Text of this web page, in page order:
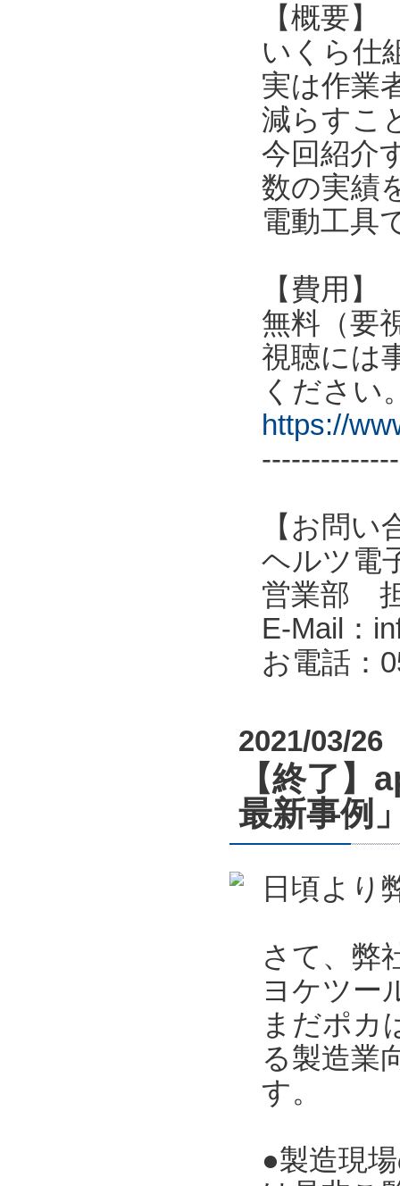
【概要】
いくら仕
実は作業
減らすこ
今回紹介
数の実績
電動工具
【費用】
無料（要
視聴には
ください
https://
【お問い
ヘルツ電
営業部
E-Mail：
お電話：
2021/03/26
【終了
最新事例
日頃より
さて、弊
ヨケツー
まだポカ
る製造業
す。
●製造現